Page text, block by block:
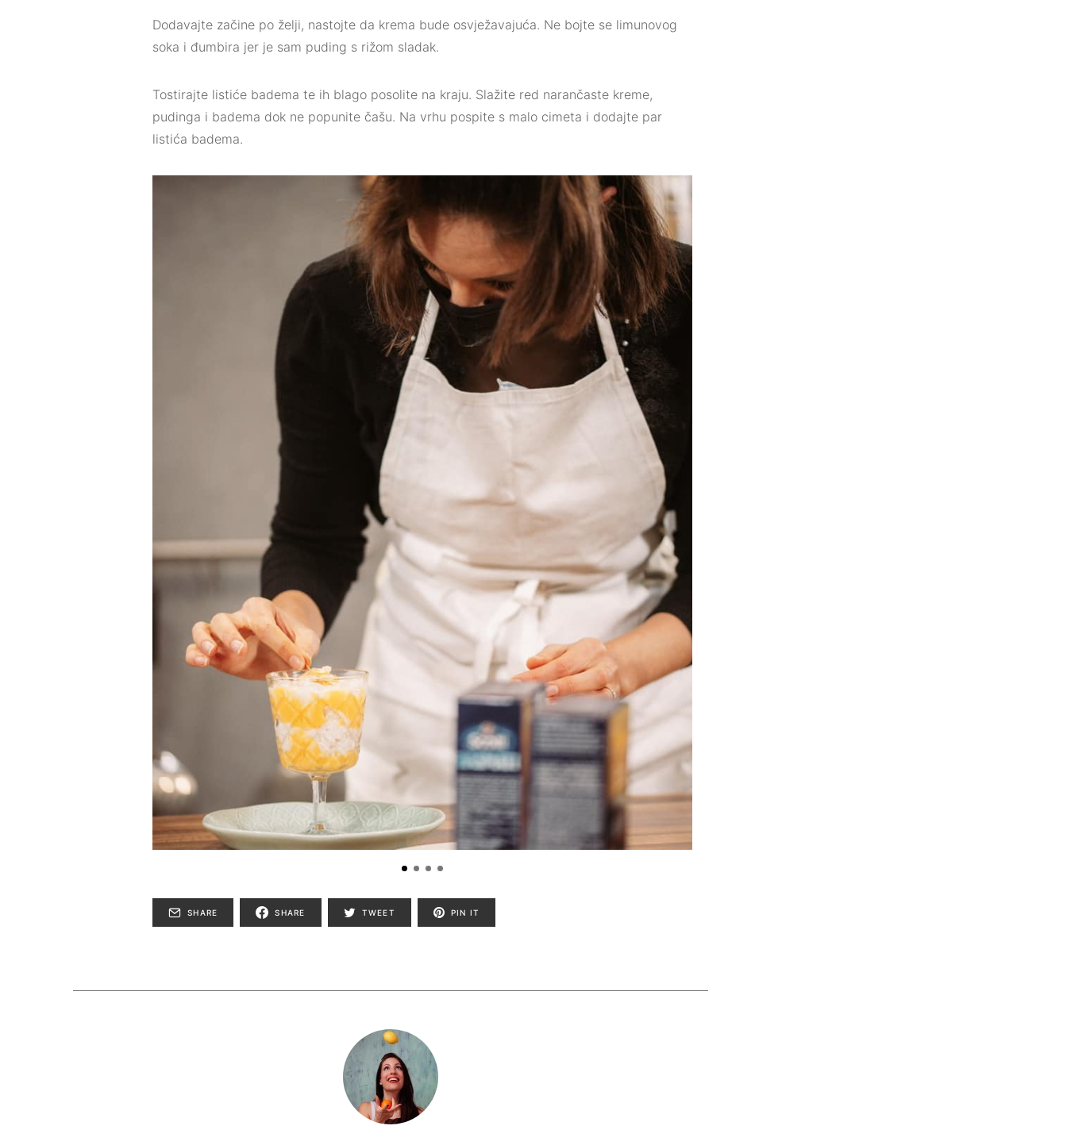
Dodavajte začine po želji, nastojte da krema bude osvježavajuća. Ne bojte se limunovog
soka i đumbira jer je sam puding s rižom sladak.
Tostirajte listiće badema te ih blago posolite na kraju. Slažite red narančaste kreme,
pudinga i badema dok ne popunite čašu. Na vrhu pospite s malo cimeta i dodajte par
listića badema.
SHARE SHARE TWEET PIN IT